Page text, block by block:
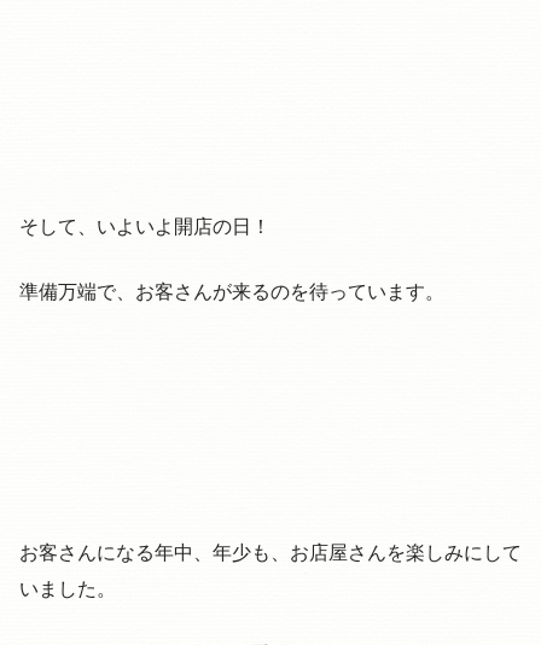
そして、いよいよ開店の日！
準備万端で、お客さんが来るのを待っています。
お客さんになる年中、年少も、お店屋さんを楽しみにして
いました。